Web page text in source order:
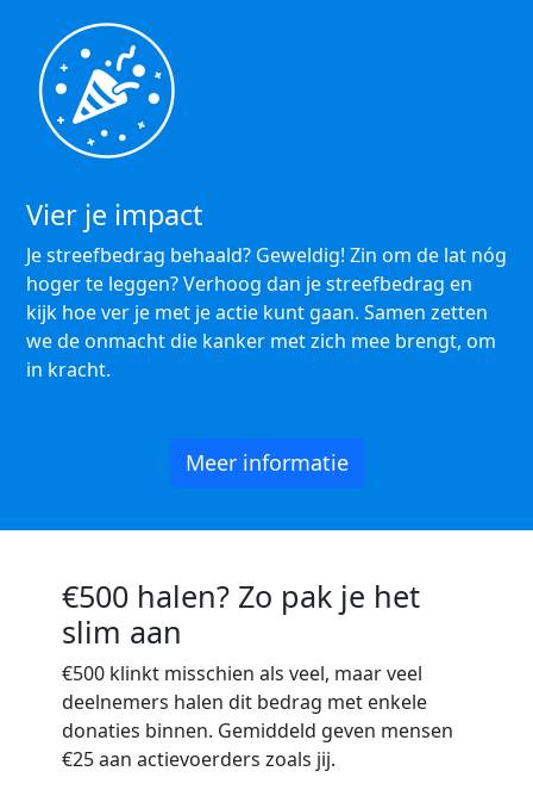
Vier je impact
Je streefbedrag behaald? Geweldig! Zin om de lat nóg
hoger te leggen? Verhoog dan je streefbedrag en
kijk hoe ver je met je actie kunt gaan. Samen zetten
we de onmacht die kanker met zich mee brengt, om
in kracht.
Meer informatie
€500 halen? Zo pak je het
slim aan
€500 klinkt misschien als veel, maar veel
deelnemers halen dit bedrag met enkele
donaties binnen. Gemiddeld geven mensen
€25 aan actievoerders zoals jij.